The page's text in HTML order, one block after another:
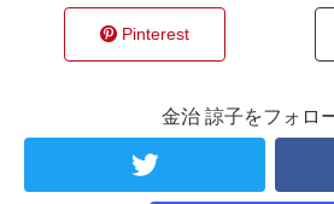
Pinterest
金治 諒子をフォロ